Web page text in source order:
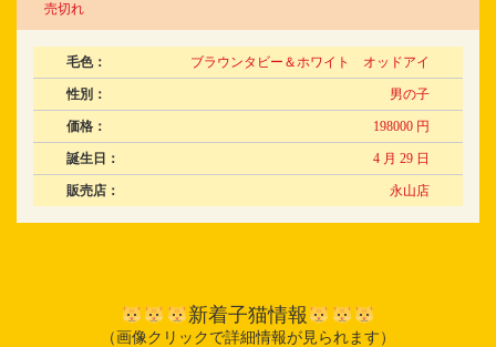
売切れ
毛色： ブラウンタビー＆ホワイト オッドアイ
性別： 男の子
価格： 198000 円
誕生日： 4 月 29 日
販売店： 永山店
新着子猫情報
（画像クリックで詳細情報が見られます）